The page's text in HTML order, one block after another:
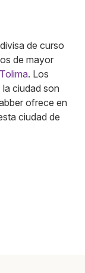
de curso
de mayor
. Los
ciudad son
ofrece en
ciudad de